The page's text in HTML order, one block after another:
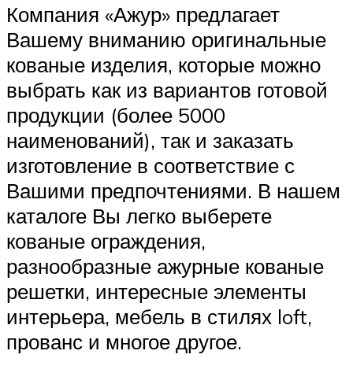
Компания «Ажур» предлагает
Вашему вниманию оригинальные
кованые изделия, которые можно
выбрать как из вариантов готовой
продукции (более 5000
наименований), так и заказать
изготовление в соответствие с
Вашими предпочтениями. В нашем
каталоге Вы легко выберете
кованые ограждения,
разнообразные ажурные кованые
решетки, интересные элементы
интерьера, мебель в стилях loft,
прованс и многое другое.